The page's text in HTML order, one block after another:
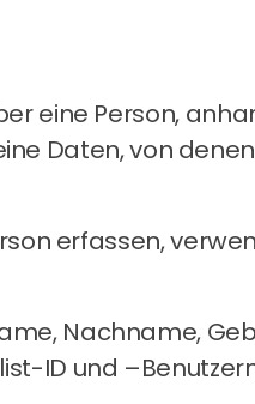
eine Person,
Daten, von
erfassen,
Nachname,
ID und